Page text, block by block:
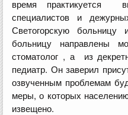
время практикуется
специалистов и
Светогорскую
больницу направлены
стоматолог , а из
педиатр. Он заверил
озвученным проблемам
меры, о которых
извещено.